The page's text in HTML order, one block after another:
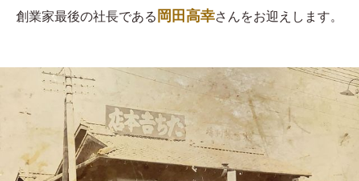
創業家最後の社長である 岡田高幸さんをお迎えします。